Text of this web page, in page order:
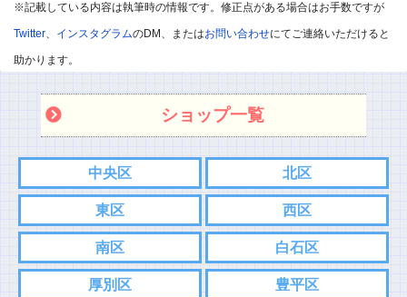
思います。
※承認制としました
また記事内容へのご質問などありましたら、コメント欄ではなく
各SNS、もしくはお問い合わせフォームからご連絡お願い致しま
こちらの方がスムーズにやり取りできるので。
⇨Twitter
インスタグラム
※記載している内容は執筆時の情報です。修正点がある場合はお手数ですが
Twitter、 インスタグラムのDM、またはお問い合わせにてご連絡いただけると
助かります。
ショップ一覧
中央区 北区
東区 西区
南区 白石区
厚別区 豊平区